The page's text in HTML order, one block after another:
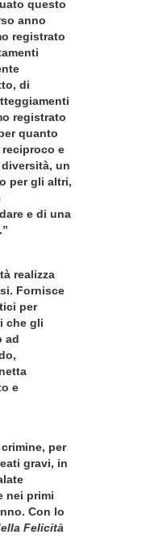
questo
anno
registrato
di
registrato
quanto
e
un
per gli altri,
e di una
realizza
Fornisce
per
che gli
ad
e
per
gravi, in
nei primi
Con lo
Felicità